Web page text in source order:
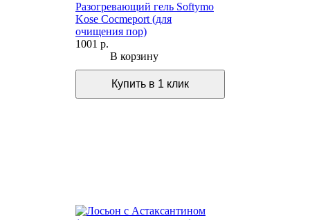
Разогревающий гель Softymo
Kose Cocmeport (для
очищения пор)
1001 р.
В корзину